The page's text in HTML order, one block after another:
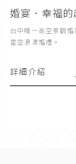
婚宴．幸福
台中唯一高空景觀
星空浪漫婚禮。
詳細介紹